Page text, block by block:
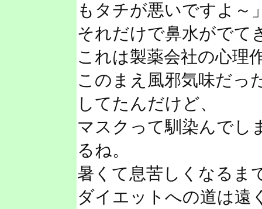
もタチが悪いですよ～
それだけで鼻水がでて
これは製薬会社の心理
このまえ風邪気味だっ
してたんだけど、
マスクって馴染んでし
るね。
暑くて息苦しくなるま
ダイエットへの道は遠